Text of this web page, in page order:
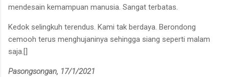
mendesain kemampuan manusia. Sangat terbatas.
Kedok selingkuh terendus. Kami tak berdaya. Berondong
cemooh terus menghujaninya sehingga siang seperti malam
saja.[]
Pasongsongan, 17/1/2021